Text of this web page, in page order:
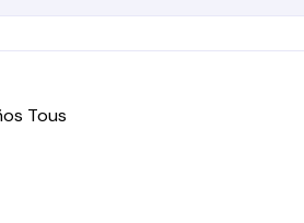
Tous